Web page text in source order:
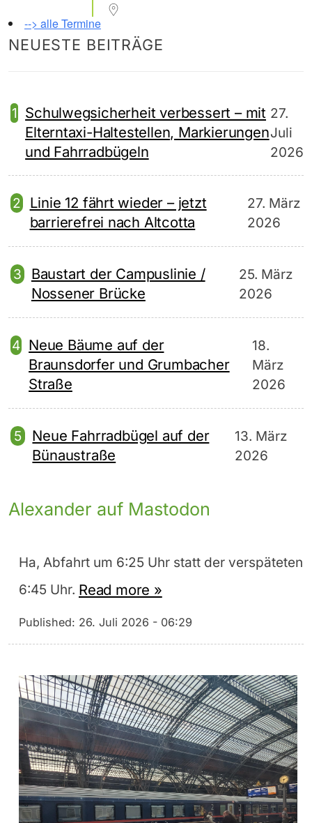
--> alle Termine
NEUESTE BEITRÄGE
Schulwegsicherheit verbessert – mit
Elterntaxi-Haltestellen, Markierungen
und Fahrradbügeln
27.
Juli
2026
Linie 12 fährt wieder – jetzt
barrierefrei nach Altcotta
27. März
2026
Baustart der Campuslinie /
Nossener Brücke
25. März
2026
Neue Bäume auf der
Braunsdorfer und Grumbacher
Straße
18.
März
2026
Neue Fahrradbügel auf der
Bünaustraße
13. März
2026
Alexander auf Mastodon
Ha, Abfahrt um 6:25 Uhr statt der verspäteten
6:45 Uhr. Read more »
Published: 26. Juli 2026 - 06:29